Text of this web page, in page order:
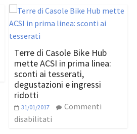
Terre di Casole Bike Hub
mette ACSI in prima linea:
sconti ai tesserati,
degustazioni e ingressi
ridotti
31/01/2017
Commenti
disabilitati